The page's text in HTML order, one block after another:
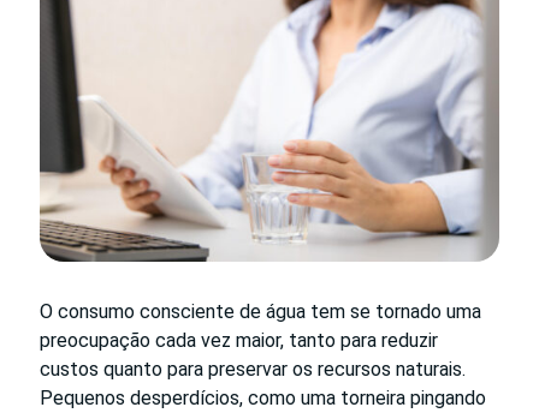
O consumo consciente de água tem se tornado uma
preocupação cada vez maior, tanto para reduzir
custos quanto para preservar os recursos naturais.
Pequenos desperdícios, como uma torneira pingando